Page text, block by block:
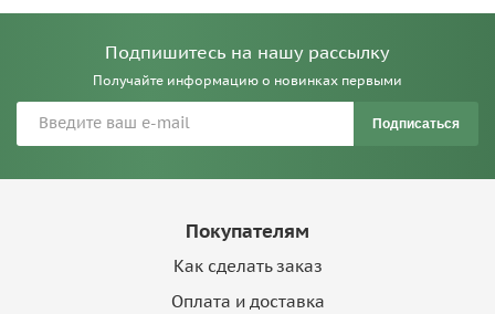
Подпишитесь на нашу рассылку
Получайте информацию о новинках первыми
Подписаться
Покупателям
Как сделать заказ
Оплата и доставка